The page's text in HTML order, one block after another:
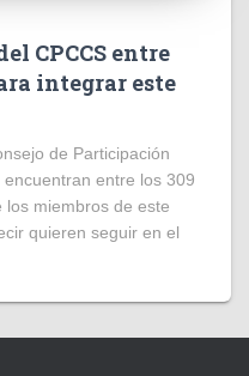
CPCCS entre
integrar este
de Participación
entre los 309
los miembros de este
quieren seguir en el